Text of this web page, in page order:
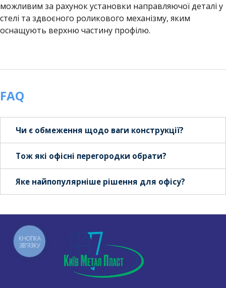
можливим за рахунок установки направляючої деталі у
стелі та здвоєного роликового механізму, яким
оснащують верхню частину профілю.
FAQ
Чи є обмеження щодо ваги конструкції?
Тож які офісні перегородки обрати?
Яке найпопулярніше рішення для офісу?
КНОПКА
ЗВ'ЯЗКУ